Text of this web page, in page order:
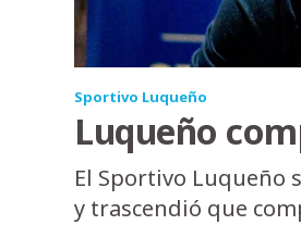
Sportivo Luqueño
Luqueño
El Sportivo Luqueño
y trascendió que